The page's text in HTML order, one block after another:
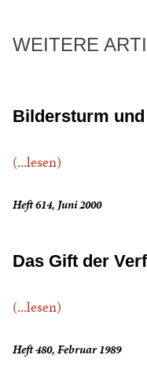
WEITERE
Bildersturm
(...lesen)
Heft 614, Juni 2000
Das Gift der
(...lesen)
Heft 480, Februar 1989